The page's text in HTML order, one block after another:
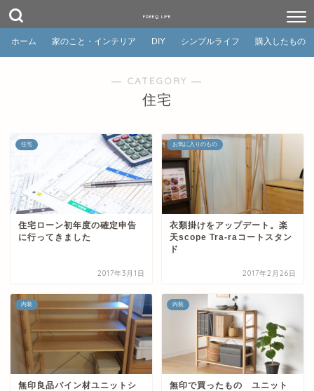
FREEQ LIFE
ホーム 家のこと・インテリア DIY シンプルライフ 購入したもの
― CATEGORY ―
住宅
住宅
住宅ローン初年度の確定申告
に行ってきました
2017年3月1日
お気に入りのもの
衣類掛けをアップデート。楽
天scope Tra-raコートスタン
ド
2017年2月26日
内装
無印良品パイン材ユニットシ
内装
無印で買ったもの ユニット